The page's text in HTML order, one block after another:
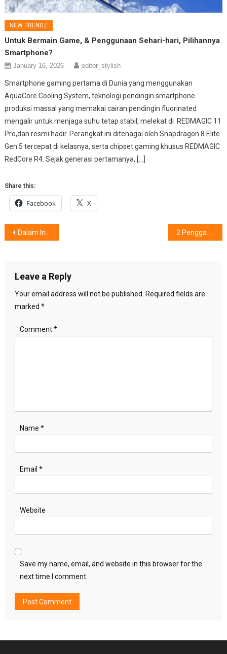
NEW TRENDZ
Untuk Bermain Game, & Penggunaan Sehari-hari, Pilihannya
Smartphone?
January 16, 2026 editor_stylish
Smartphone gaming pertama di Dunia yang menggunakan
AquaCore Cooling System, teknologi pendingin smartphone
produksi massal yang memakai cairan pendingin fluorinated
mengalir untuk menjaga suhu tetap stabil, melekat di REDMAGIC 11
Pro,dan resmi hadir. Perangkat ini ditenagai oleh Snapdragon 8 Elite
Gen 5 tercepat di kelasnya, serta chipset gaming khusus REDMAGIC
RedCore R4. Sejak generasi pertamanya, […]
Share this:
Facebook X
Post
Dalam Industri Motor Listrik Nasional, United E-Motor Siap Berkompetisi
Leave a Reply
Your email address will not be published.
Required fields are
marked *
Comment*
Name *
Email *
Website
Save my name, email, and website in this browser for the
next time I comment.